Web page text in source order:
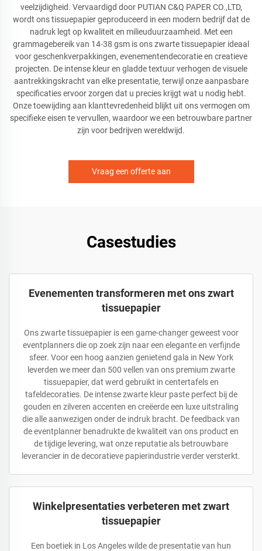
veelzijdigheid. Vervaardigd door PUTIAN C&Q PAPER CO.,LTD,
wordt ons tissuepapier geproduceerd in een modern bedrijf dat de
nadruk legt op kwaliteit en milieuduurzaamheid. Met een
grammagebereik van 14-38 gsm is ons zwarte tissuepapier ideaal
voor geschenkverpakkingen, evenementendecoratie en creatieve
projecten. De intense kleur en gladde textuur verhogen de visuele
aantrekkingskracht van elke presentatie, terwijl onze aanpasbare
specificaties ervoor zorgen dat u precies krijgt wat u nodig hebt.
Onze toewijding aan klanttevredenheid blijkt uit ons vermogen om
specifieke eisen te vervullen, waardoor we een betrouwbare partner
zijn voor bedrijven wereldwijd.
Vraag een offerte aan
Casestudies
Evenementen transformeren met ons zwart
tissuepapier
Ons zwarte tissuepapier is een game-changer geweest voor
eventplanners die op zoek zijn naar een elegante en verfijnde
sfeer. Voor een hoog aanzien genietend gala in New York
leverden we meer dan 500 vellen van ons premium zwarte
tissuepapier, dat werd gebruikt in centertafels en
tafeldecoraties. De intense zwarte kleur paste perfect bij de
gouden en zilveren accenten en creëerde een luxe uitstraling
die alle aanwezigen onder de indruk bracht. De feedback van
de eventplanner benadrukte de kwaliteit van ons product en
de tijdige levering, wat onze reputatie als betrouwbare
leverancier in de decoratieve papierindustrie verder versterkt.
Winkelpresentaties verbeteren met zwart
tissuepapier
Een boetiek in Los Angeles wilde de presentatie van hun